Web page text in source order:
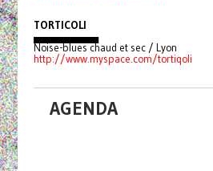
TORTICOLI
▄▄▄▄▄▄▄▄▄
Noise-blues chaud et sec / Lyon
http://www.myspace.com/tortiqoli
AGENDA